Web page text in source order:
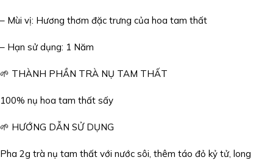
– Mùi vị: Hương thơm đặc trưng của hoa tam thất
– Hạn sử dụng: 1 Năm
🌱 THÀNH PHẦN TRÀ NỤ TAM THẤT
100% nụ hoa tam thất sấy
🌱 HƯỚNG DẪN SỬ DỤNG
Pha 2g trà nụ tam thất với nước sôi, thêm táo đỏ kỷ tử, long